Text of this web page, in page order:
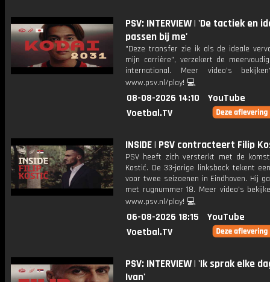
PSV: INTERVIEW | 'De tactiek en
passen bij me'
"Deze transfer zie ik als de ideale
mijn carrière", verzekert de
international. Meer video's
www.psv.nl/play! 💻
08-08-2026 14:10
YouTube
Voetbal.TV
INSIDE | PSV contracteert Filip
PSV heeft zich versterkt met de
Kostić. De 33-jarige linksback tekent
voor twee seizoenen in Eindhoven. Hij
met rugnummer 18. Meer video's
www.psv.nl/play! 💻
06-08-2026 18:15
YouTube
Voetbal.TV
PSV: INTERVIEW | 'Ik sprak elke
Ivan'